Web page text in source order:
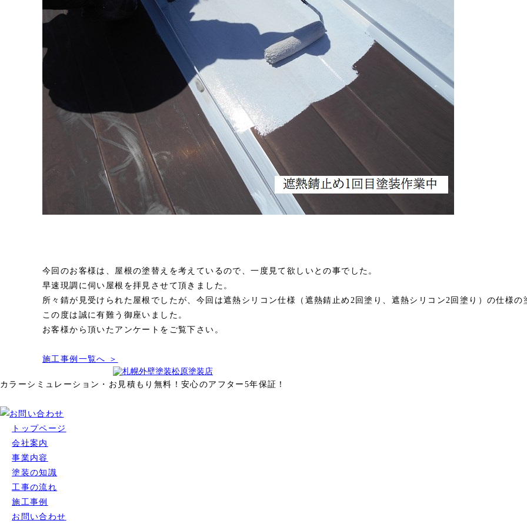
今回のお客様は、屋根の塗替えを考えているので、一度見て欲しいとの事でした。
早速現調に伺い屋根を拝見させて頂きました。
所々錆が見受けられた屋根でしたが、今回は遮熱シリコン仕様（遮熱錆止め2回塗り、遮熱シリコン2回塗り）の仕様の
この度は誠に有難う御座いました。
お客様から頂いたアンケートをご覧下さい。
施工事例一覧へ ＞
カラーシミュレーション・お見積もり無料！ 安心のアフター5年保証！
トップページ
会社案内
事業内容
塗装の知識
工事の流れ
施工事例
お問い合わせ